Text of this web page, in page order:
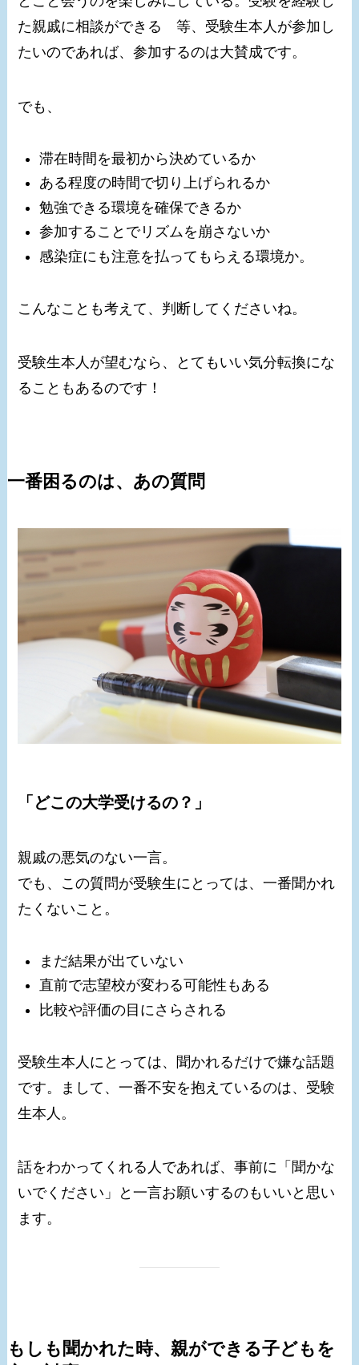
た親戚に相談ができる 等、受験生本人が参加し
たいのであれば、参加するのは大賛成です。
でも、
滞在時間を最初から決めているか
ある程度の時間で切り上げられるか
勉強できる環境を確保できるか
参加することでリズムを崩さないか
感染症にも注意を払ってもらえる環境か。
こんなことも考えて、判断してくださいね。
受験生本人が望むなら、とてもいい気分転換にな
ることもあるのです！
一番困るのは、あの質問
「どこの大学受けるの？」
親戚の悪気のない一言。
でも、この質問が受験生にとっては、一番聞かれ
たくないこと。
まだ結果が出ていない
直前で志望校が変わる可能性もある
比較や評価の目にさらされる
受験生本人にとっては、聞かれるだけで嫌な話題
です。まして、一番不安を抱えているのは、受験
生本人。
話をわかってくれる人であれば、事前に「聞かな
いでください」と一言お願いするのもいいと思い
ます。
もしも聞かれた時、親ができる子どもを